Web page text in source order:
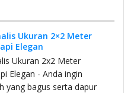
Ukuran 2×2 Meter
Elegan
Ukuran 2x2 Meter
Elegan - Anda ingin
yang bagus serta dapur